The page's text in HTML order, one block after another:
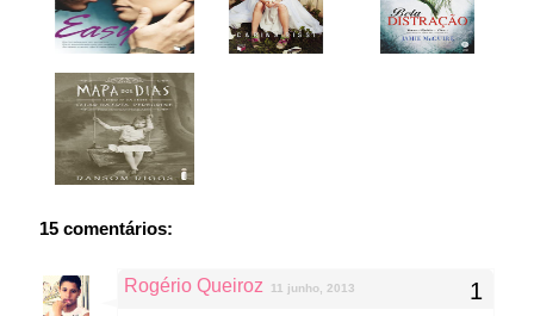
15 comentários:
Rogério Queiroz 11 junho, 2013